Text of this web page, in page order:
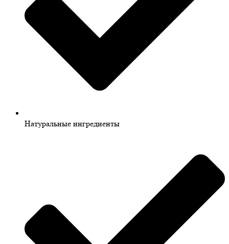
Натуральные ингредиенты